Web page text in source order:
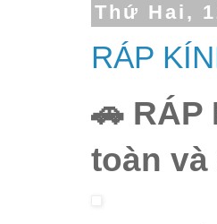
Thứ Hai,
RÁP
🚗 RÁP
toàn